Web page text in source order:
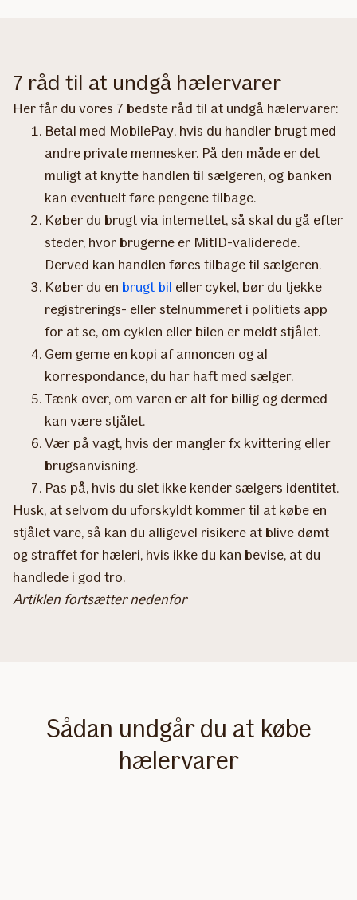
7 råd til at undgå hælervarer
Her får du vores 7 bedste råd til at undgå hælervarer:
Betal med MobilePay, hvis du handler brugt med
andre private mennesker. På den måde er det
muligt at knytte handlen til sælgeren, og banken
kan eventuelt føre pengene tilbage.
Køber du brugt via internettet, så skal du gå efter
steder, hvor brugerne er MitID-validerede.
Derved kan handlen føres tilbage til sælgeren.
Køber du en brugt bil eller cykel, bør du tjekke
registrerings- eller stelnummeret i politiets app
for at se, om cyklen eller bilen er meldt stjålet.
Gem gerne en kopi af annoncen og al
korrespondance, du har haft med sælger.
Tænk over, om varen er alt for billig og dermed
kan være stjålet.
Vær på vagt, hvis der mangler fx kvittering eller
brugsanvisning.
Pas på, hvis du slet ikke kender sælgers identitet.
Husk, at selvom du uforskyldt kommer til at købe en
stjålet vare, så kan du alligevel risikere at blive dømt
og straffet for hæleri, hvis ikke du kan bevise, at du
handlede i god tro.
Artiklen fortsætter nedenfor
Sådan undgår du at købe
hælervarer